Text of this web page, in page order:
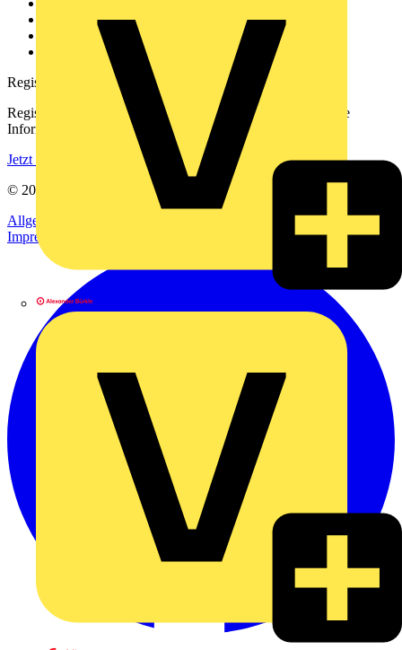
Downloadbereich (PDFs)
Häufig gestellte Fragen
voltimum.com
Registrierung
Registrieren Sie sich kostenlos und erhalten Sie stets aktuelle
Informationen aus der Elektroindustrie.
Jetzt registrieren
© 2002-
Allgemeine Geschäftsbedingungen
Datenschutzerklärung
Impressum